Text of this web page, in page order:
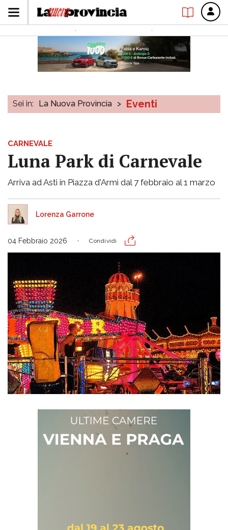
Sei in: La Nuova Provincia > Eventi
CARNEVALE
Luna Park di Carnevale
Arriva ad Asti in Piazza d'Armi dal 7 febbraio al 1 marzo
Lorenza Garrone
04 Febbraio 2026 Condividi